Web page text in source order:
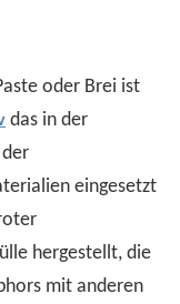
Wahl für die
oder Brei ist
das in der
eingesetzt
hergestellt, die
mit anderen